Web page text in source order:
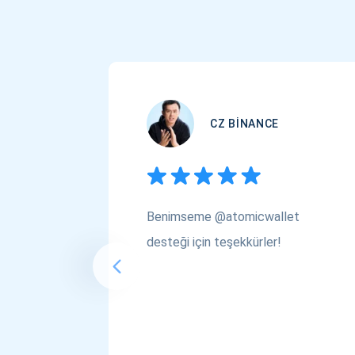
CZ BINANCE
Benimseme @atomicwallet
desteği için teşekkürler!